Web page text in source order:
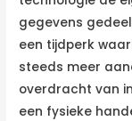
gegevens
een tijdperk
steeds meer
overdracht van
een fysieke